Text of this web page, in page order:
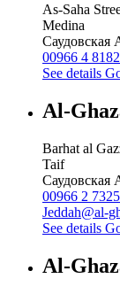
As-Saha
Medina
Саудовская
00966 4
See details
Al-
Barhat al
Taif
Саудовская
00966 2
Jeddah@al-
See details
Al-